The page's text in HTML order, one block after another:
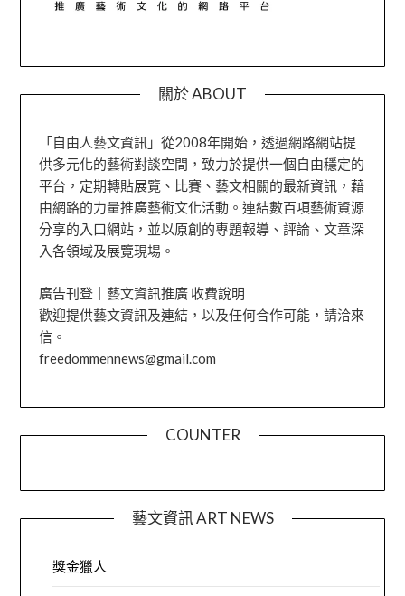
關於 ABOUT
「自由人藝文資訊」從2008年開始，透過網路網站提
供多元化的藝術對談空間，致力於提供一個自由穩定的
平台，定期轉貼展覽、比賽、藝文相關的最新資訊，藉
由網路的力量推廣藝術文化活動。連結數百項藝術資源
分享的入口網站，並以原創的專題報導、評論、文章深
入各領域及展覽現場。
廣告刊登｜藝文資訊推廣 收費說明
歡迎提供藝文資訊及連結，以及任何合作可能，請洽來
信。
freedommennews@gmail.com
COUNTER
藝文資訊 ART NEWS
獎金獵人